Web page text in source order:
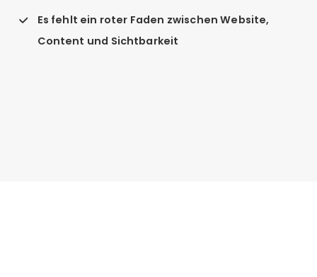
Es fehlt ein roter Faden zwischen Website,
Content und Sichtbarkeit